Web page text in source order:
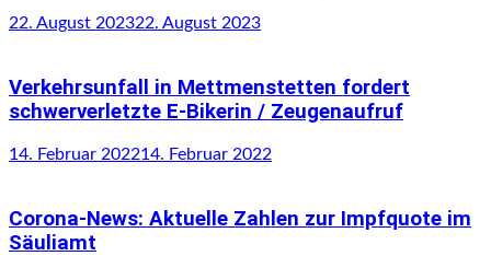
22. August 202322. August 2023
Verkehrsunfall in Mettmenstetten fordert
schwerverletzte E-Bikerin / Zeugenaufruf
14. Februar 202214. Februar 2022
Corona-News: Aktuelle Zahlen zur Impfquote im
Säuliamt